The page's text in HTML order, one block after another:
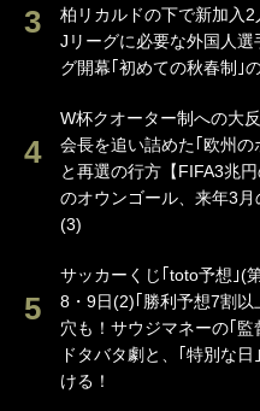
柏リカルドの下で新加入2
Jリーグに必要な外国人選
グ開幕｢初めての秋春制｣
W杯クオーター制への大
会長を追い詰めた｢欧州の
と再選の行方【FIFA3兆
のオウンゴール、来年3月
(3)
サッカーくじ｢toto予想｣(
8・9日(2)｢勝利予想7割以
穴も！サウジマネーの｢監
ドタバタ劇と、｢特別な
ける！